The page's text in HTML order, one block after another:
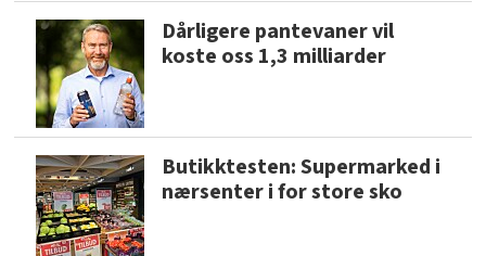
Dårligere pantevaner vil
koste oss 1,3 milliarder
Butikktesten: Supermarked i
nærsenter i for store sko